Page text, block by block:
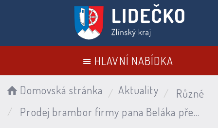
HLAVNÍ NABÍDKA
Domovská stránka Aktuality
Různé
Prodej brambor firmy pana Beláka před OÚ - 25.6.2026